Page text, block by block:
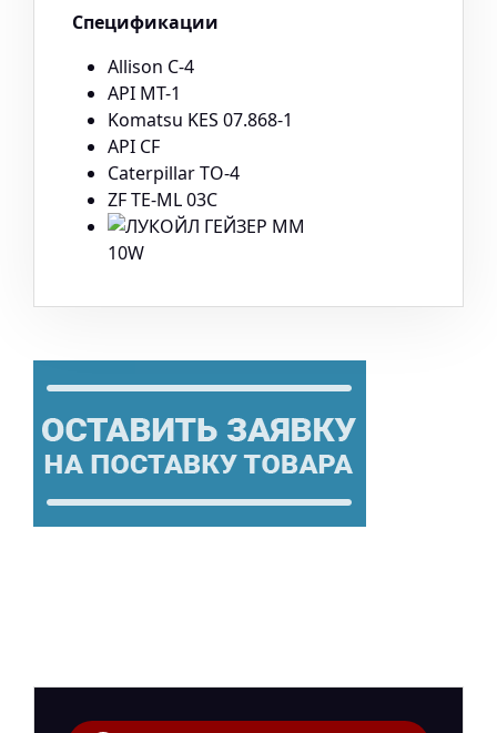
Спецификации
Allison C-4
API MT-1
Komatsu KES 07.868-1
API CF
Caterpillar TO-4
ZF TE-ML 03C